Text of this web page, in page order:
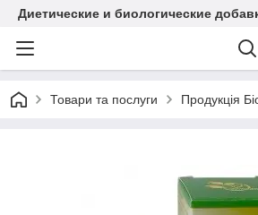
Диетические и биологические
Товари та послуги Продукція